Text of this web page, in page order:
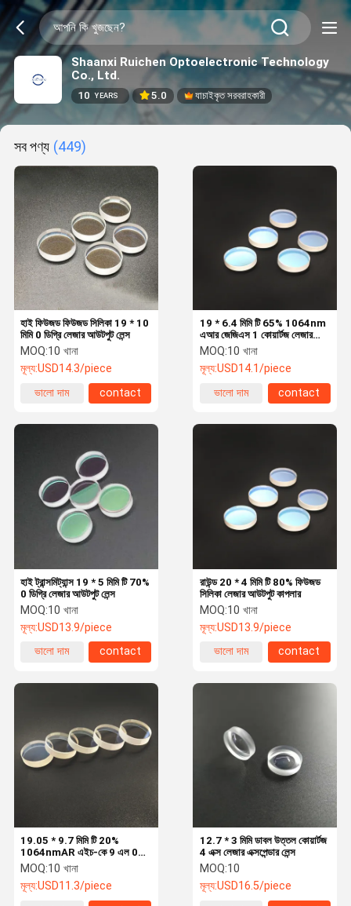
Shaanxi Ruichen Optoelectronic Technology
Co., Ltd.
10 YEARS 5.0 যাচাইকৃত সরবরাহকারী
সব পণ্য (449)
হাই ফিউজড ফিউজড সিলিকা 19 * 10
মিমি 0 ডিগ্রি লেজার আউটপুট লেন্স
MOQ:10 খানা
মূল্য:USD14.3/piece
ভালো দাম
contact
19 * 6.4 মিমি টি 65% 1064nm
এআর জেজিএস 1 কোয়ার্টজ লেজার
আউটপুট কাপলার
MOQ:10 খানা
মূল্য:USD14.1/piece
ভালো দাম
contact
হাই ট্রান্সমিট্যান্স 19 * 5 মিমি টি 70%
0 ডিগ্রি লেজার আউটপুট লেন্স
MOQ:10 খানা
মূল্য:USD13.9/piece
ভালো দাম
contact
রাউন্ড 20 * 4 মিমি টি 80% ফিউজড
সিলিকা লেজার আউটপুট কাপলার
MOQ:10 খানা
মূল্য:USD13.9/piece
ভালো দাম
contact
19.05 * 9.7 মিমি টি 20%
1064nmAR এইচ-কে 9 এল 0
ডিগ্রি লেজার আউটপুট লেন্স মেশিন
MOQ:10 খানা
মূল্য:USD11.3/piece
12.7 * 3 মিমি ডাবল উত্তল কোয়ার্টজ
4 এক্স লেজার এক্সপেন্ডার লেন্স
MOQ:10
মূল্য:USD16.5/piece